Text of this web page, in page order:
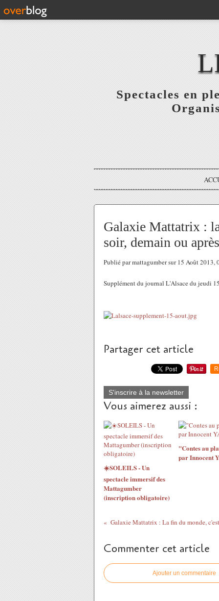
Spectacles en
Galaxie Mattatrix :
soir, demain ou
Publié par mattagumber sur 15 Août 2013,
Supplément du journal L'Alsace du jeudi
Partager cet article
S'inscrire à la newsletter
Vous aimerez aussi :
☀️SOLEILS - Un
spectacle immersif des
Mattagumber
(inscription obligatoire)
"Contes au
par Innocent
Commenter cet article
Ajouter un commentaire